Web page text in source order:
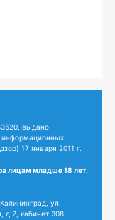
выдано
информационных
17 января 2011 г.
лицам младше 18 лет.
ул.
д.2, кабинет 308